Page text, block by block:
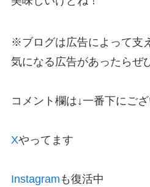
※ブログは広告によって支
気になる広告があったらぜ
コメント欄は↓一番下にござ
Xやってます
Instagram も復活中